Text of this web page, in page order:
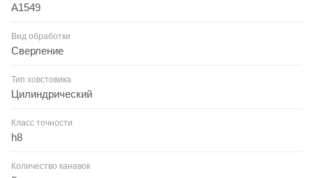
A1549
Вид обработки
Сверление
Тип ховстовика
Цилиндрический
Класс точности
h8
Количество канавок